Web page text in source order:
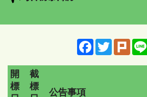
FacebookTwitterPlurk
開
標
截
標
公告事項